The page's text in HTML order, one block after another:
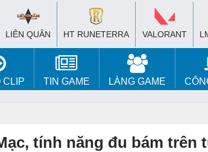
LIÊN QUÂN HT RUNETERRA VALORANT
CLIP TIN GAME LÀNG GAME
tính năng đu bám trên